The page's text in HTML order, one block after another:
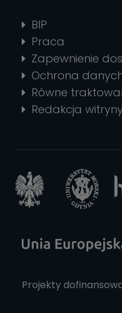
BIP
Praca
Zapewnienie
Ochrona
Równe
Redakcja
Projekty